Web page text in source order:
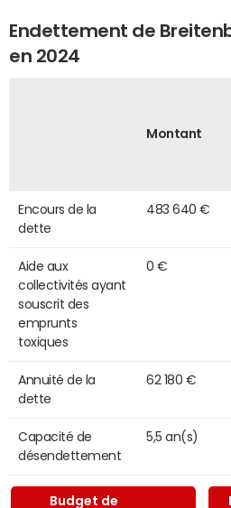
Endettement de
en 2024
Montant
Encours de la
dette
483 640 €
Aide aux
collectivités ayant
souscrit des
emprunts
toxiques
0 €
Annuité de la
dette
62 180 €
Capacité de
désendettement
5,5 an(s)
Budget de